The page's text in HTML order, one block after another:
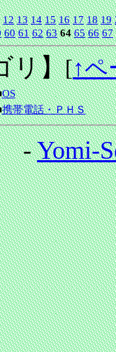
12 13 14 15 16 17 18 19
60 61 62 63 64 65 66 67
リ】[↑ペ
OS
携帯電話・ＰＨＳ
-Yomi-